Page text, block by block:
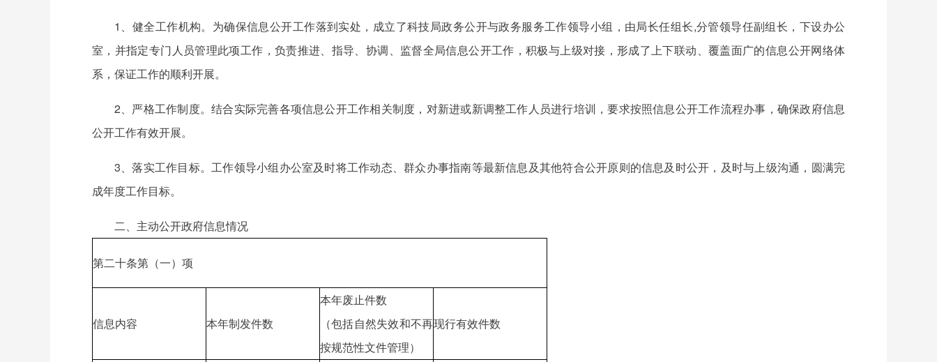
1、健全工作机构。为确保信息公开工作落到实处，成立了科技局政务公开与政务服务工作领导小组，由局长任组长,分管领导任副组长，下设办公
室，并指定专门人员管理此项工作，负责推进、指导、协调、监督全局信息公开工作，积极与上级对接，形成了上下联动、覆盖面广的信息公开网络体
系，保证工作的顺利开展。
2、严格工作制度。结合实际完善各项信息公开工作相关制度，对新进或新调整工作人员进行培训，要求按照信息公开工作流程办事，确保政府信息
公开工作有效开展。
3、落实工作目标。工作领导小组办公室及时将工作动态、群众办事指南等最新信息及其他符合公开原则的信息及时公开，及时与上级沟通，圆满完
成年度工作目标。
二、主动公开政府信息情况
第二十条第（一）项
信息内容 本年制发件数
本年废止件数
（包括自然失效和不再
按规范性文件管理）
现行有效件数